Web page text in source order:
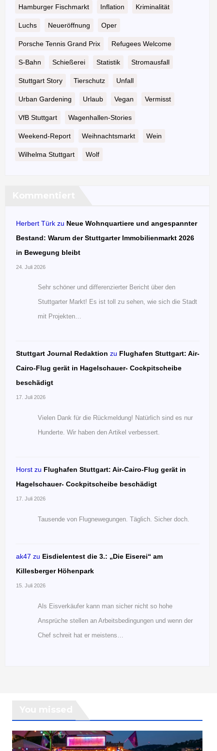
Hamburger Fischmarkt Inflation Kriminalität
Luchs Neueröffnung Oper
Porsche Tennis Grand Prix Refugees Welcome
S-Bahn Schießerei Statistik Stromausfall
Stuttgart Story Tierschutz Unfall
Urban Gardening Urlaub Vegan Vermisst
VfB Stuttgart Wagenhallen-Stories
Weekend-Report Weihnachtsmarkt Wein
Wilhelma Stuttgart Wolf
Herbert Türk zu Neue Wohnquartiere und angespannter
Bestand: Warum der Stuttgarter Immobilienmarkt 2026
in Bewegung bleibt
24. Juli 2026
Sehr schöner und differenzierter Bericht über den
Stuttgarter Markt! Es ist toll zu sehen, wie sich die Stadt
mit Projekten…
Stuttgart Journal Redaktion zu Flughafen Stuttgart: Air-
Cairo-Flug gerät in Hagelschauer- Cockpitscheibe
beschädigt
17. Juli 2026
Vielen Dank für die Rückmeldung! Natürlich sind es nur
Hunderte. Wir haben den Artikel verbessert.
Horst zu Flughafen Stuttgart: Air-Cairo-Flug gerät in
Hagelschauer- Cockpitscheibe beschädigt
17. Juli 2026
Tausende von Flugnewegungen. Täglich. Sicher doch.
ak47 zu Eisdielentest die 3.: „Die Eiserei“ am
Killesberger Höhenpark
15. Juli 2026
Als Eisverkäufer kann man sicher nicht so hohe
Ansprüche stellen an Arbeitsbedingungen und wenn der
Chef schreit hat er meistens…